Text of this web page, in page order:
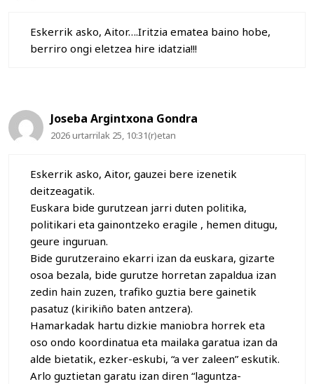
Eskerrik asko, Aitor….Iritzia ematea baino hobe,
berriro ongi eletzea hire idatzia!!!
Joseba Argintxona Gondra
2026 urtarrilak 25, 10:31(r)etan
Eskerrik asko, Aitor, gauzei bere izenetik
deitzeagatik.
Euskara bide gurutzean jarri duten politika,
politikari eta gainontzeko eragile , hemen ditugu,
geure inguruan.
Bide gurutzeraino ekarri izan da euskara, gizarte
osoa bezala, bide gurutze horretan zapaldua izan
zedin hain zuzen, trafiko guztia bere gainetik
pasatuz (kirikiño baten antzera).
Hamarkadak hartu dizkie maniobra horrek eta
oso ondo koordinatua eta mailaka garatua izan da
alde bietatik, ezker-eskubi, “a ver zaleen” eskutik.
Arlo guztietan garatu izan diren “laguntza-